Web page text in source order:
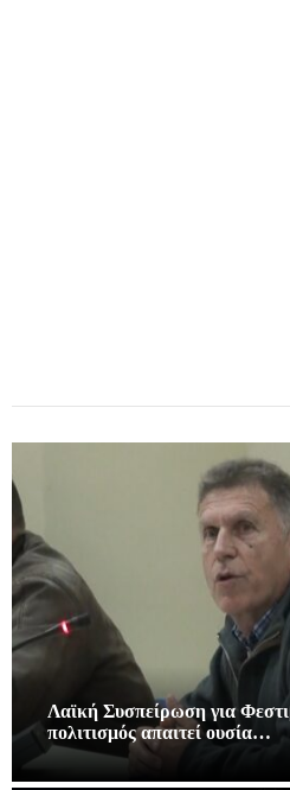
Λαϊκή Συσπείρωση για
πολιτισμός απαιτεί ουσία…